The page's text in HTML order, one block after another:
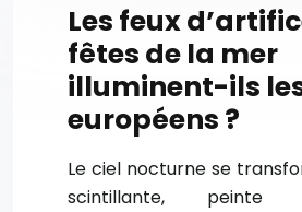
Les feux
fêtes de la mer
illuminent-ils
européens ?
Le ciel nocturne se
scintillante, peinte